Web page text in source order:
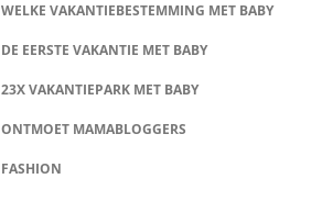
WELKE VAKANTIEBESTEMMING MET BABY
DE EERSTE VAKANTIE MET BABY
23X VAKANTIEPARK MET BABY
ONTMOET MAMABLOGGERS
FASHION